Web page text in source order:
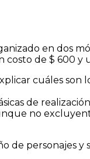
en dos
costo de $ 600
cuáles son
de
no
de personajes y